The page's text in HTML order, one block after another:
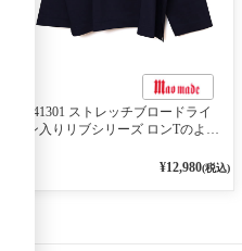
541301 ストレッチブロードライ
ン入りリブシリーズ ロンTのよう
プルオーバー 79ネイビー¥12,980(税込)